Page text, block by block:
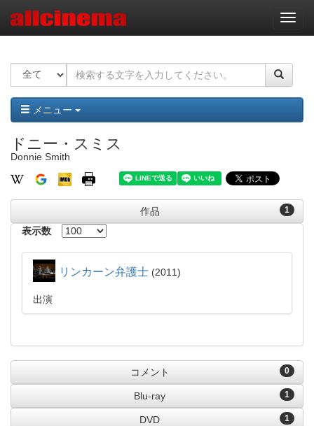
ナ
ビ
ー
ョ
ン
メニュー
ドニー・スミス
Donnie Smith
1
作品
表示数
リンカーン弁護士 2011
出演
0
コメント
1
Blu-ray
1
DVD